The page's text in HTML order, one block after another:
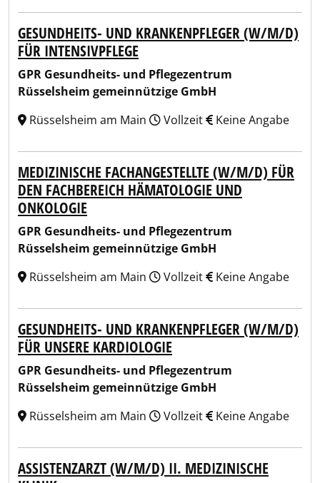
GESUNDHEITS- UND KRANKENPFLEGER (W/M/D)
FÜR INTENSIVPFLEGE
GPR Gesundheits- und Pflegezentrum
Rüsselsheim gemeinnützige GmbH
Rüsselsheim am Main
Vollzeit Keine Angabe
MEDIZINISCHE FACHANGESTELLTE (W/M/D) FÜR
DEN FACHBEREICH HÄMATOLOGIE UND
ONKOLOGIE
GPR Gesundheits- und Pflegezentrum
Rüsselsheim gemeinnützige GmbH
Rüsselsheim am Main
Vollzeit Keine Angabe
GESUNDHEITS- UND KRANKENPFLEGER (W/M/D)
FÜR UNSERE KARDIOLOGIE
GPR Gesundheits- und Pflegezentrum
Rüsselsheim gemeinnützige GmbH
Rüsselsheim am Main
Vollzeit Keine Angabe
ASSISTENZARZT (W/M/D) II. MEDIZINISCHE